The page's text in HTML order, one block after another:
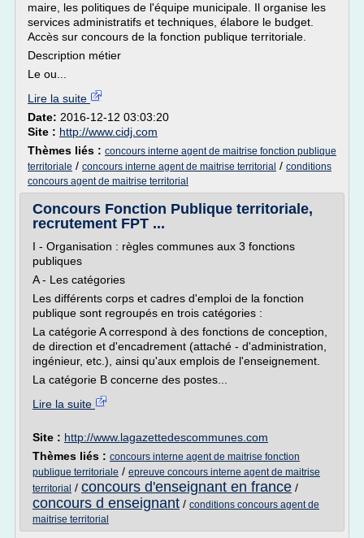
maire, les politiques de l'équipe municipale. Il organise les
services administratifs et techniques, élabore le budget.
Accès sur concours de la fonction publique territoriale.
Description métier
Le ou...
Lire la suite
Date: 2016-12-12 03:03:20
Site : http://www.cidj.com
Thèmes liés : concours interne agent de maitrise fonction publique
territoriale / concours interne agent de maitrise territorial / conditions
concours agent de maitrise territorial
Concours Fonction Publique territoriale,
recrutement FPT ...
I - Organisation : règles communes aux 3 fonctions
publiques
A - Les catégories
Les différents corps et cadres d'emploi de la fonction
publique sont regroupés en trois catégories :
La catégorie A correspond à des fonctions de conception,
de direction et d'encadrement (attaché - d'administration,
ingénieur, etc.), ainsi qu'aux emplois de l'enseignement.
La catégorie B concerne des postes...
Lire la suite
Site : http://www.lagazettedescommunes.com
Thèmes liés : concours interne agent de maitrise fonction
publique territoriale / epreuve concours interne agent de maitrise
territorial / concours d'enseignant en france /
concours d enseignant / conditions concours agent de
maitrise territorial